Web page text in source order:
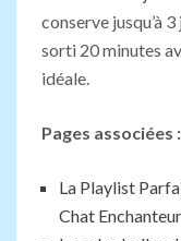
conserve jusqu’à
sorti 20 minutes
idéale.
Pages associées :
La Playlist
Chat Enchanteur